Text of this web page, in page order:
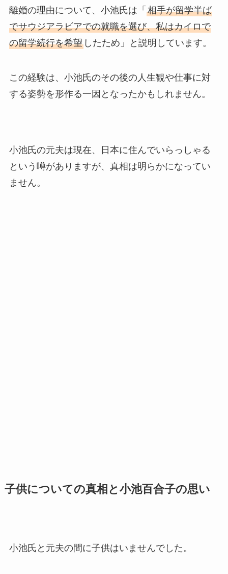
離婚の理由について、小池氏は「 相手が留学半ば
でサウジアラビアでの就職を選び、私はカイロで
の留学続行を希望したため」と説明しています。
この経験は、小池氏のその後の人生観や仕事に対
する姿勢を形作る一因となったかもしれません。
小池氏の元夫は現在、日本に住んでいらっしゃる
という噂がありますが、真相は明らかになってい
ません。
子供についての真相と小池百合子の思い
小池氏と元夫の間に子供はいませんでした。